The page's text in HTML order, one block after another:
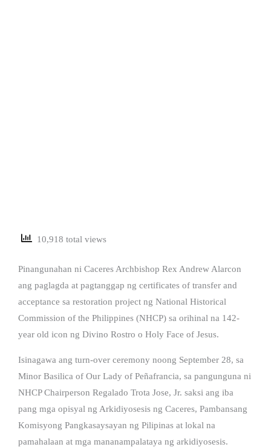
10,918 total views
Pinangunahan ni Caceres Archbishop Rex Andrew Alarcon
ang paglagda at pagtanggap ng certificates of transfer and
acceptance sa restoration project ng National Historical
Commission of the Philippines (NHCP) sa orihinal na 142-
year old icon ng Divino Rostro o Holy Face of Jesus.
Isinagawa ang turn-over ceremony noong September 28, sa
Minor Basilica of Our Lady of Peñafrancia, sa pangunguna ni
NHCP Chairperson Regalado Trota Jose, Jr. saksi ang iba
pang mga opisyal ng Arkidiyosesis ng Caceres, Pambansang
Komisyong Pangkasaysayan ng Pilipinas at lokal na
pamahalaan at mga mananampalataya ng arkidiyosesis.